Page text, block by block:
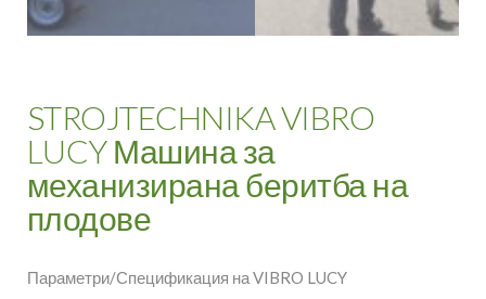
STROJTECHNIKA VIBRO
LUCY Машина за
механизирана беритба на
плодове
Параметри/Спецификация на VIBRO LUCY